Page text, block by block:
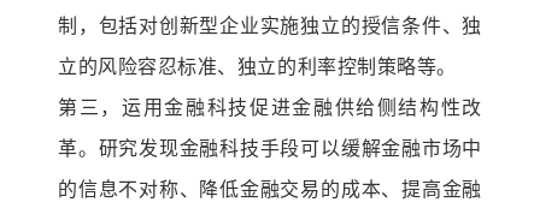
制，包括对创新型企业实施独立的授信条件、独
立的风险容忍标准、独立的利率控制策略等。
第三，运用金融科技促进金融供给侧结构性改
革。研究发现金融科技手段可以缓解金融市场中
的信息不对称、降低金融交易的成本、提高金融